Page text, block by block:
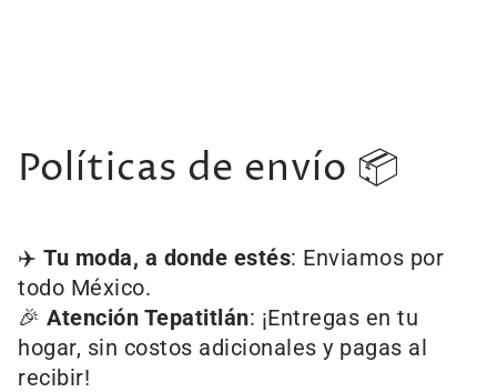
Políticas de envío 📦
✈️ Tu moda, a donde estés: Enviamos por
todo México.
🎉 Atención Tepatitlán: ¡Entregas en tu
hogar, sin costos adicionales y pagas al
recibir!